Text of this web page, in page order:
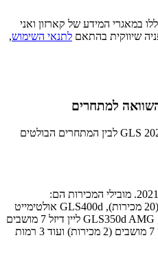
במאגרי המידע של קארזון ואני
שיווקית בהתאם לתנאי השימוש,
השוואת רמות הגימור של מרצדס GLS 2021 לבין המתחרים הבולטים
34 רכבי מרצדס GLS נמכרו בשנת 2021. מובילי המכירות הם:
GLS350d לאקשרי דיזל 7 מושבים (20 מכירות), GLS400d אולטימייט
לאקשרי דיזל 7 מושבים (4 מכירות), GLS350d AMG ליין דיזל 7 מושבים
(3 מכירות), GLS450 פרימיום פלוס 7 מושבים (2 מכירות) ועוד 3 רמות